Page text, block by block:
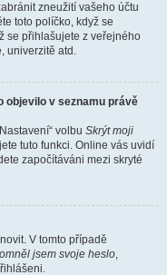
zneužití vašeho účtu
toto políčko, když se
se přihlašujete z veřejného
univerzitě atd.
objevilo v seznamu právě
volbu Skrýt moji
tuto funkci. Online vás uvidí
započítáváni mezi skryté
V tomto případě
jsem svoje heslo,